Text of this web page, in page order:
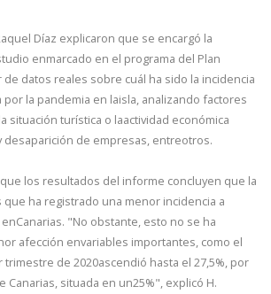
Díaz explicaron que se encargó la
enmarcado en el programa del Plan
datos reales sobre cuál ha sido la incidencia
por la pandemia en laisla, analizando factores
situación turística o laactividad económica
desaparición de empresas, entreotros.
los resultados del informe concluyen que la
que ha registrado una menor incidencia a
enCanarias. "No obstante, esto no se ha
afección envariables importantes, como el
de 2020ascendió hasta el 27,5%, por
Canarias, situada en un25%", explicó H.